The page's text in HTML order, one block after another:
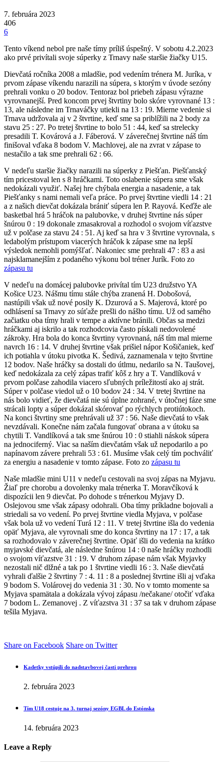
7. februára 2023
406
6
Tento víkend nebol pre naše tímy príliš úspešný. V sobotu 4.2.2023
ako prvé privítali svoje súperky z Trnavy naše staršie žiačky U15.
Dievčatá ročníka 2008 a mladšie, pod vedením trénera M. Juríka, v
prvom zápase víkendu narazili na súpera, s ktorým v úvode sezóny
prehrali vonku o 20 bodov. Tentoraz bol priebeh zápasu výrazne
vyrovnanejší. Pred koncom prvej štvrtiny bolo skóre vyrovnané 13 :
13, ale následne im Trnaváčky utiekli na 13 : 19. Mierne vedenie si
Trnava udržovala aj v 2 štvrtine, keď sme sa priblížili na 2 body za
stavu 25 : 27. Po tretej štvrtine to bolo 51 : 44, keď sa strelecky
presadili T. Kovárová a J. Fáberová. V záverečnej štvrtine náš tím
finišoval vďaka 8 bodom V. Machlovej, ale na zvrat v zápase to
nestačilo a tak sme prehrali 62 : 66.
V nedeľu staršie žiačky narazili na súperky z Piešťan. Piešťanský
tím pricestoval len s 8 hráčkami. Toto oslabenie súpera sme však
nedokázali využiť. Našej hre chýbala energia a nasadenie, a tak
Piešťanky s nami nemali veľa práce. Po prvej štvrtine viedli 14 : 21
a z našich dievčat dokázala brániť súpera len P. Rayová. Keďže ale
basketbal hrá 5 hráčok na palubovke, v druhej štvrtine nás súper
šnúrou 0 : 19 dokonale zmasakroval a rozhodol o svojom víťazstve
už v polčase za stavu 24 : 51. Aj keď sa hra v 3 štvrtine vyrovnala, s
ledabolým prístupom viacerých hráčok k zápase sme na lepší
výsledok nemohli pomýšľať. Nakoniec sme prehrali 47 : 83 a asi
najsklamanejším z podaného výkonu bol tréner Jurík. Foto zo
zápasu tu
V nedeľu na domácej palubovke privítal tím U23 družstvo YA
Košice U23. Nášmu tímu stále chýba zranená H. Dobošová,
nastúpili však už nové posily K. Dzurová a S. Majerová, ktoré po
odhlásení sa Trnavy zo súťaže prešli do nášho tímu. Už od samého
začiatku oba tímy hrali v tempe a aktívne bránili. Občas sa medzi
hráčkami aj iskrilo a tak rozhodcovia často pískali nedovolené
zákroky. Hra bola do konca štvrtiny vyrovnaná, náš tím mal mierne
navrch 16 : 14. V druhej štvrtine však prišiel nápor Košičaniek, keď
ich potiahla v útoku pivotka K. Šedivá, zaznamenala v tejto štvrtine
12 bodov. Naše hráčky sa dostali do útlmu, nedarilo sa N. Taušovej,
keď nedokázala za celý zápas trafiť kôš z hry a T. Vandlíková v
prvom polčase zahodila viacero sľubných príležitostí ako aj strát.
Súper v polčase viedol už o 10 bodov 24 : 34. V tretej štvrtine na
nás bolo vidieť, že dievčatá nie sú úplne zohrané, v útočnej fáze sme
strácali lopty a súper dokázal skórovať po rýchlych protiútokoch.
Na konci štvrtiny sme prehrávali už 37 : 56. Naše dievčatá to však
nevzdávali. Konečne nám začala fungovať obrana a v útoku sa
chytili T. Vandlíková a tak sme šnúrou 10 : 0 stiahli náskok súpera
na jednociferný. Viac sa naším dievčatám však už nepodarilo a po
napínavom závere prehrali 53 : 61. Musíme však celý tím pochváliť
za energiu a nasadenie v tomto zápase. Foto zo zápasu tu
Naše mladšie mini U11 v nedeľu cestovali na svoj zápas na Myjavu.
Žiaľ pre chorobu a dovolenky mala trénerka T. Moravčíková k
dispozícii len 9 dievčat. Po dohode s trénerkou Myjavy D.
Oslejovou sme však zápasy odohrali. Oba tímy príkladne bojovali a
striedali sa vo vedení. Po prvej štvrtine viedla Myjava, v polčase
však bola už vo vedení Turá 12 : 11. V tretej štvrtine išla do vedenia
opäť Myjava, ale vyrovnali sme do konca štvrtiny na 17 : 17, a tak
sa rozhodovalo v záverečnej štvrtine. Opäť išli do vedenia na krátko
myjavské dievčatá, ale následne šnúrou 14 : 0 naše hráčky rozhodli
o svojom víťazstve 31 : 19. V druhom zápase nám však Myjavky
nezostali nič dlžné a tak po 1 štvrtine viedli 16 : 3. Naše dievčatá
vyhrali ďalšie 2 štvrtiny 7 : 4. 11 : 8 a poslednej štvrtine išli aj vďaka
9 bodom S. Volárovej do vedenia 31 : 30. No v tomto momente sa
Myjava spamätala a dokázala vývoj zápasu /nečakane/ otočiť vďaka
7 bodom L. Zemanovej . Z víťazstva 31 : 37 sa tak v druhom zápase
tešila Myjava.
Share on Facebook Share on Twitter
Kadetky vstúpili do nadstavbovej časti prehrou
2. februára 2023
Tím U18 cestuje na 3. turnaj sezóny EGBL do Estónska
14. februára 2023
Leave a Reply